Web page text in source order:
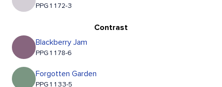
PPG1172-3
Contrast
Blackberry Jam
PPG1178-6
Forgotten Garden
PPG1133-5